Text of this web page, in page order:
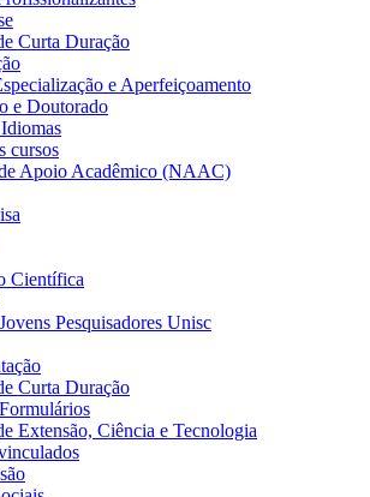
Curta Duração
e Aperfeiçoamento
e Doutorado
cursos
Apoio Acadêmico (NAAC)
Científica
Pesquisadores Unisc
Curta Duração
Extensão, Ciência e Tecnologia